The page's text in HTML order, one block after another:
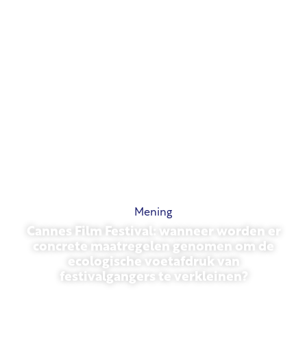
Mening
Cannes Film Festival: wanneer worden er
concrete maatregelen genomen om de
ecologische voetafdruk van
festivalgangers te verkleinen?